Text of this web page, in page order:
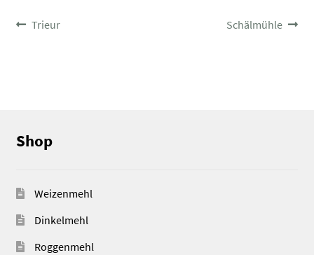
BEITRAGSNAVIGATION
Vorheriger
Trieur
Nächster
Schälmühle
Shop
Weizenmehl
Dinkelmehl
Roggenmehl